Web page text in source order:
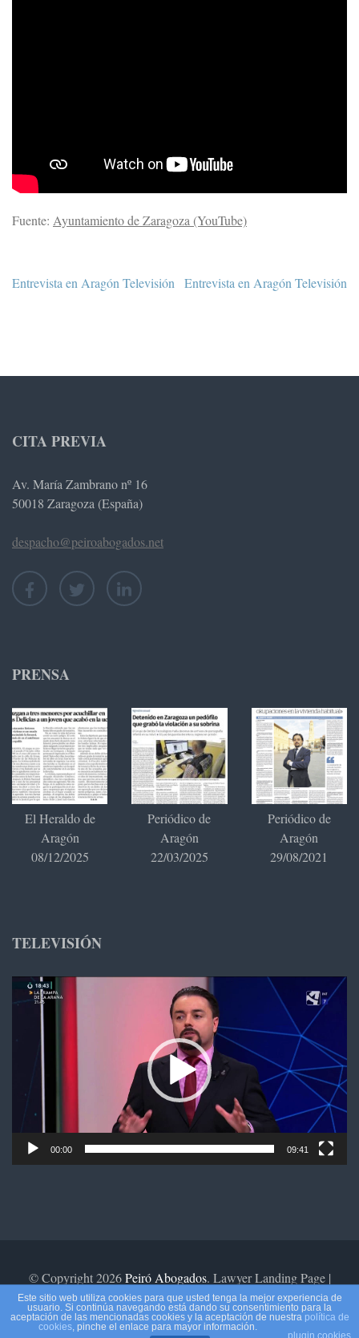
Fuente: Ayuntamiento de Zaragoza (YouTube)
Navegación
Entrevista en Aragón Televisión Entrevista en Aragón Televisión
CITA PREVIA
Av. María Zambrano nº 16
50018 Zaragoza (España)
despacho@peiroabogados.net
PRENSA
El Heraldo de
Aragón
08/12/2025
Periódico de
Aragón
22/03/2025
Periódico de
Aragón
29/08/2021
TELEVISIÓN
Reproductor
de
00:00 09:41
© Copyright 2026Peiró Abogados. Lawyer Landing Page |
Desarrollado porRara Theme. Funciona conWordPress.Aviso
legal
Este sitio web utiliza cookies para que usted tenga la mejor experiencia de
usuario. Si continúa navegando está dando su consentimiento para la
aceptación de las mencionadas cookies y la aceptación de nuestra política de
cookies, pinche el enlace para mayor información.
plugin cookies